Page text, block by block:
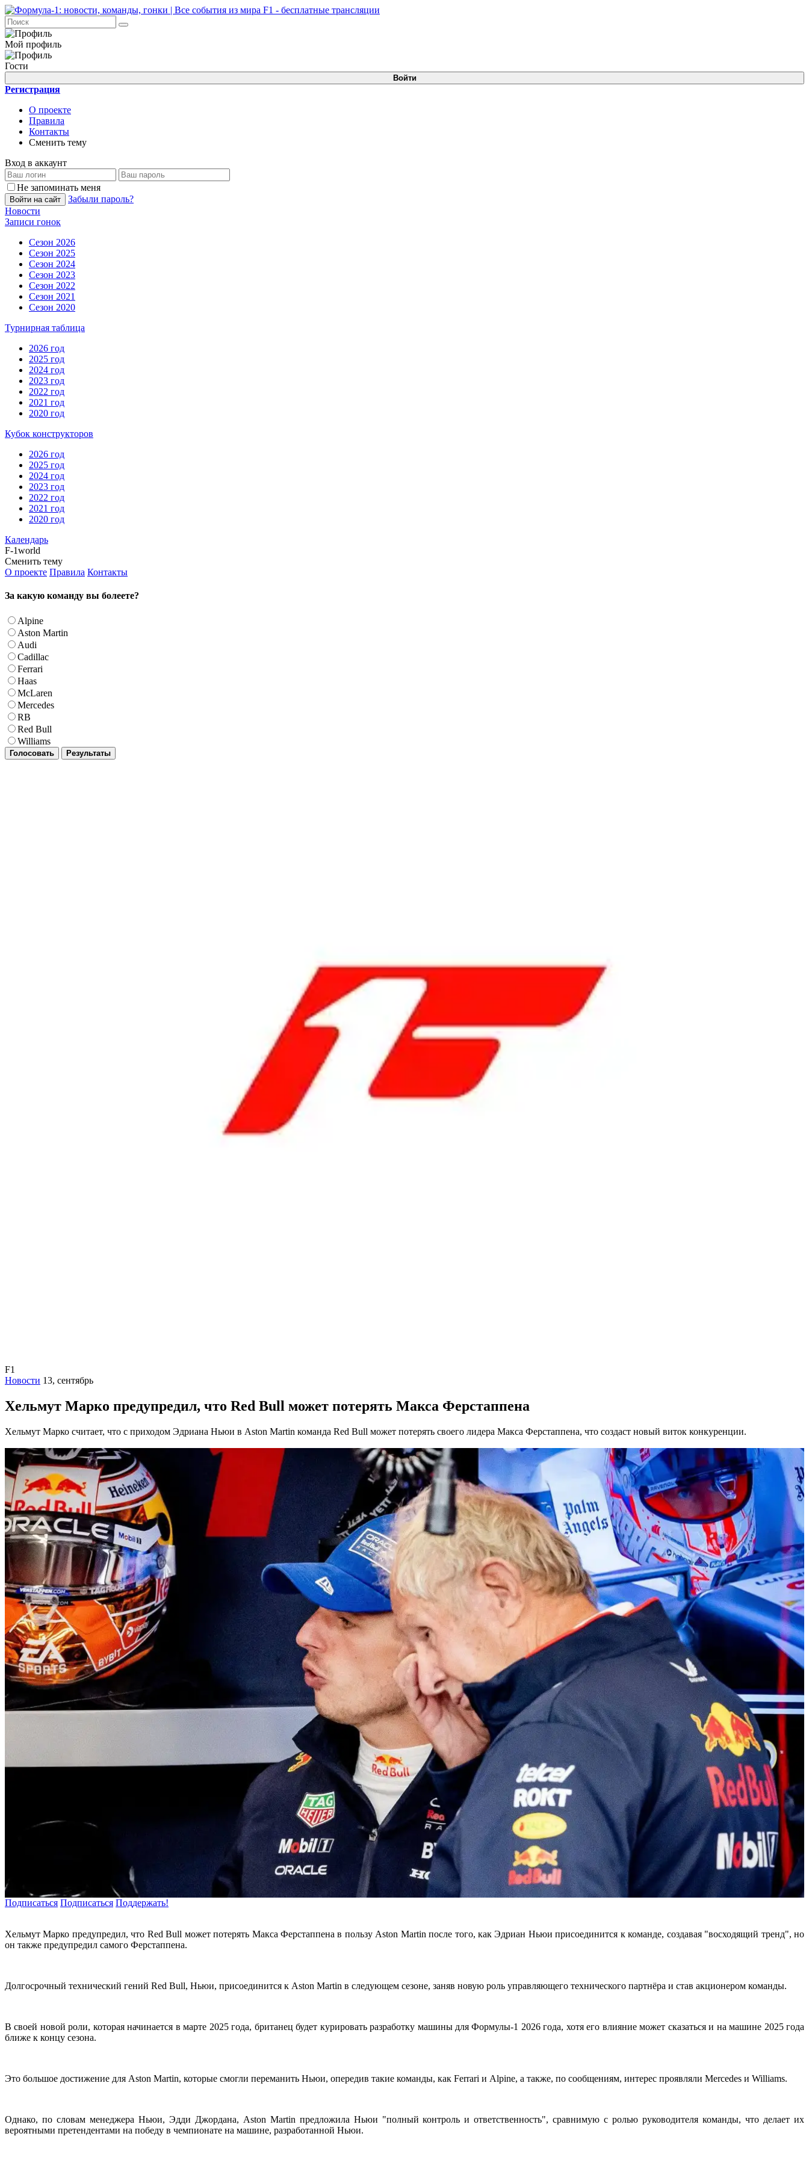
Мой профиль
Гости
Войти
Регистрация
О проекте
Правила
Контакты
Сменить тему
Вход в аккаунт
Не запоминать меня
Войти на сайт
Забыли пароль?
Новости
Записи гонок
Сезон 2026
Сезон 2025
Сезон 2024
Сезон 2023
Сезон 2022
Сезон 2021
Сезон 2020
Турнирная таблица
2026 год
2025 год
2024 год
2023 год
2022 год
2021 год
2020 год
Кубок конструкторов
2026 год
2025 год
2024 год
2023 год
2022 год
2021 год
2020 год
Календарь
F-1world
Сменить тему
О проекте Правила Контакты
За какую команду вы болеете?
Alpine
Aston Martin
Audi
Cadillac
Ferrari
Haas
McLaren
Mercedes
RB
Red Bull
Williams
Голосовать Результаты
F1
Новости 13, сентябрь
Хельмут Марко предупредил, что Red Bull может потерять Макса Ферстаппена
Хельмут Марко считает, что с приходом Эдриана Ньюи в Aston Martin команда Red Bull может потерять своего лидера Макса Ферстаппена, что создаст новый виток конкуренции.
Подписаться Подписаться Поддержать!
Хельмут Марко предупредил, что Red Bull может потерять Макса Ферстаппена в пользу Aston Martin после того, как Эдриан Ньюи присоединится к команде, создавая "восходящий тренд", но
он также предупредил самого Ферстаппена.
Долгосрочный технический гений Red Bull, Ньюи, присоединится к Aston Martin в следующем сезоне, заняв новую роль управляющего технического партнёра и став акционером команды.
В своей новой роли, которая начинается в марте 2025 года, британец будет курировать разработку машины для Формулы-1 2026 года, хотя его влияние может сказаться и на машине 2025 года
ближе к концу сезона.
Это большое достижение для Aston Martin, которые смогли переманить Ньюи, опередив такие команды, как Ferrari и Alpine, а также, по сообщениям, интерес проявляли Mercedes и Williams.
Однако, по словам менеджера Ньюи, Эдди Джордана, Aston Martin предложила Ньюи "полный контроль и ответственность", сравнимую с ролью руководителя команды, что делает их
вероятными претендентами на победу в чемпионате на машине, разработанной Ньюи.